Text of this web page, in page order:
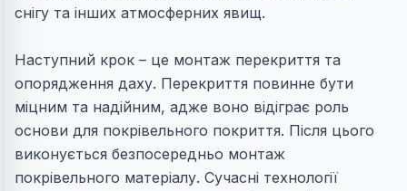
снігу та інших атмосферних явищ.
Наступний крок – це монтаж перекриття та
опорядження даху. Перекриття повинне бути
міцним та надійним, адже воно відіграє роль
основи для покрівельного покриття. Після цього
виконується безпосередньо монтаж
покрівельного матеріалу. Сучасні технології